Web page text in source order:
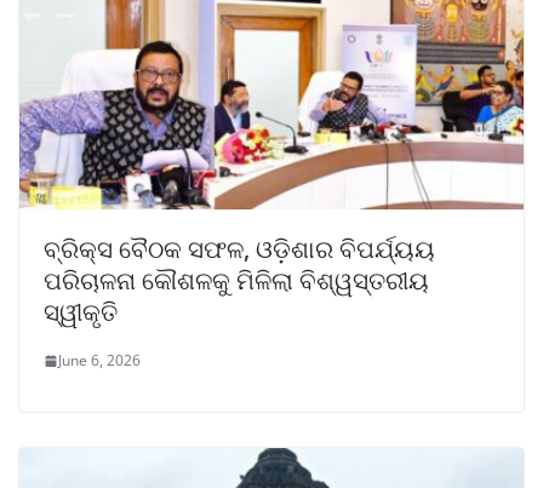
ବ୍ରିକ୍ସ ବୈଠକ ସଫଳ, ଓଡ଼ିଶାର ବିପର୍ଯ୍ୟୟ
ପରିଚାଳନା କୌଶଳକୁ ମିଳିଲା ବିଶ୍ୱସ୍ତରୀୟ
ସ୍ୱୀକୃତି
June 6, 2026